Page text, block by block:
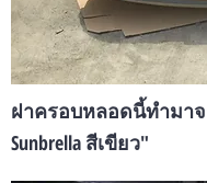
ฝาครอบหลอดนี้ทำมา
Sunbrella สีเขียว"